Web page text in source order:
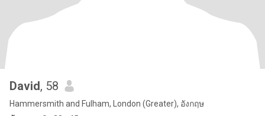
David, 58
Hammersmith and Fulham, London (Greater), อังกฤษ